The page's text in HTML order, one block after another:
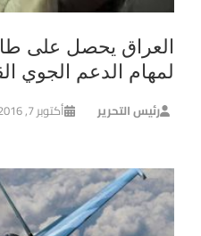
العراق يحصل على
لمهام الدعم الجوي
رئيس التحرير أكتوبر 7, 2016